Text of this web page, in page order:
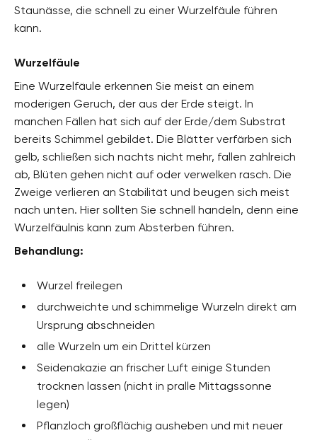
Staunässe, die schnell zu einer Wurzelfäule führen
kann.
Wurzelfäule
Eine Wurzelfäule erkennen Sie meist an einem
moderigen Geruch, der aus der Erde steigt. In
manchen Fällen hat sich auf der Erde/dem Substrat
bereits Schimmel gebildet. Die Blätter verfärben sich
gelb, schließen sich nachts nicht mehr, fallen zahlreich
ab, Blüten gehen nicht auf oder verwelken rasch. Die
Zweige verlieren an Stabilität und beugen sich meist
nach unten. Hier sollten Sie schnell handeln, denn eine
Wurzelfäulnis kann zum Absterben führen.
Behandlung:
Wurzel freilegen
durchweichte und schimmelige Wurzeln direkt am
Ursprung abschneiden
alle Wurzeln um ein Drittel kürzen
Seidenakazie an frischer Luft einige Stunden
trocknen lassen (nicht in pralle Mittagssonne
legen)
Pflanzloch großflächig ausheben und mit neuer